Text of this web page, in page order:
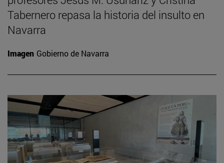
Tabernero repasa la historia del insulto en
Navarra
Imagen Gobierno de Navarra